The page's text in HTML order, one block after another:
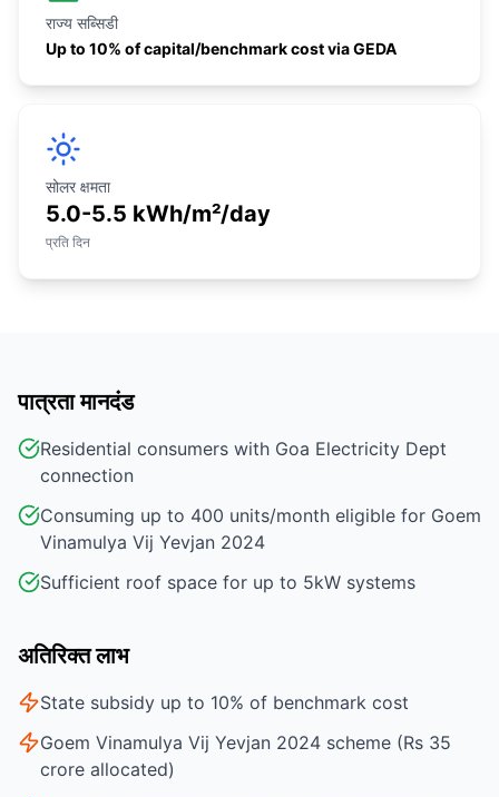
राज्य सब्सिडी
Up to 10% of capital/benchmark cost via GEDA
सोलर क्षमता
5.0-5.5 kWh/m²/day
प्रति दिन
पात्रता मानदंड
Residential consumers with Goa Electricity Dept
connection
Consuming up to 400 units/month eligible for Goem
Vinamulya Vij Yevjan 2024
Sufficient roof space for up to 5kW systems
अतिरिक्त लाभ
State subsidy up to 10% of benchmark cost
Goem Vinamulya Vij Yevjan 2024 scheme (Rs 35
crore allocated)